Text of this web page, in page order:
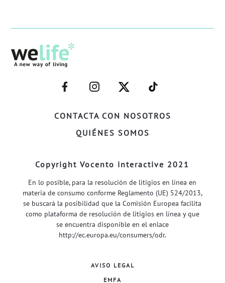
CONTACTA CON NOSOTROS
QUIÉNES SOMOS
–
FACEBOOK–
–
INSTAGRAM–
–
TWITTER–
–
WELIFE–
Copyright Vocento interactive 2021
En lo posible, para la resolución de litigios en línea en
materia de consumo conforme Reglamento (UE) 524/2013,
se buscará la posibilidad que la Comisión Europea facilita
como plataforma de resolución de litigios en línea y que
se encuentra disponible en el enlace
http://ec.europa.eu/consumers/odr.
AVISO LEGAL
EMFA